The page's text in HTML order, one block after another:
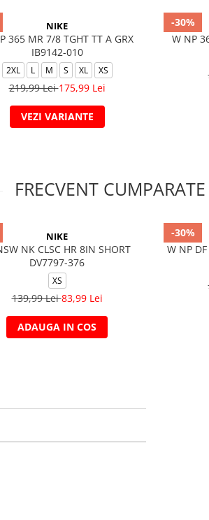
NIKE
365 MR 7/8 TGHT TT A GRX
IB9142-010
2XL L M S XL XS
219,99 Lei175,99 Lei
VEZI VARIANTE
-30%
W NP
FRECVENT
NIKE
NK CLSC HR 8IN SHORT
DV7797-376
XS
139,99 Lei83,99 Lei
ADAUGA IN COS
-30%
W NP